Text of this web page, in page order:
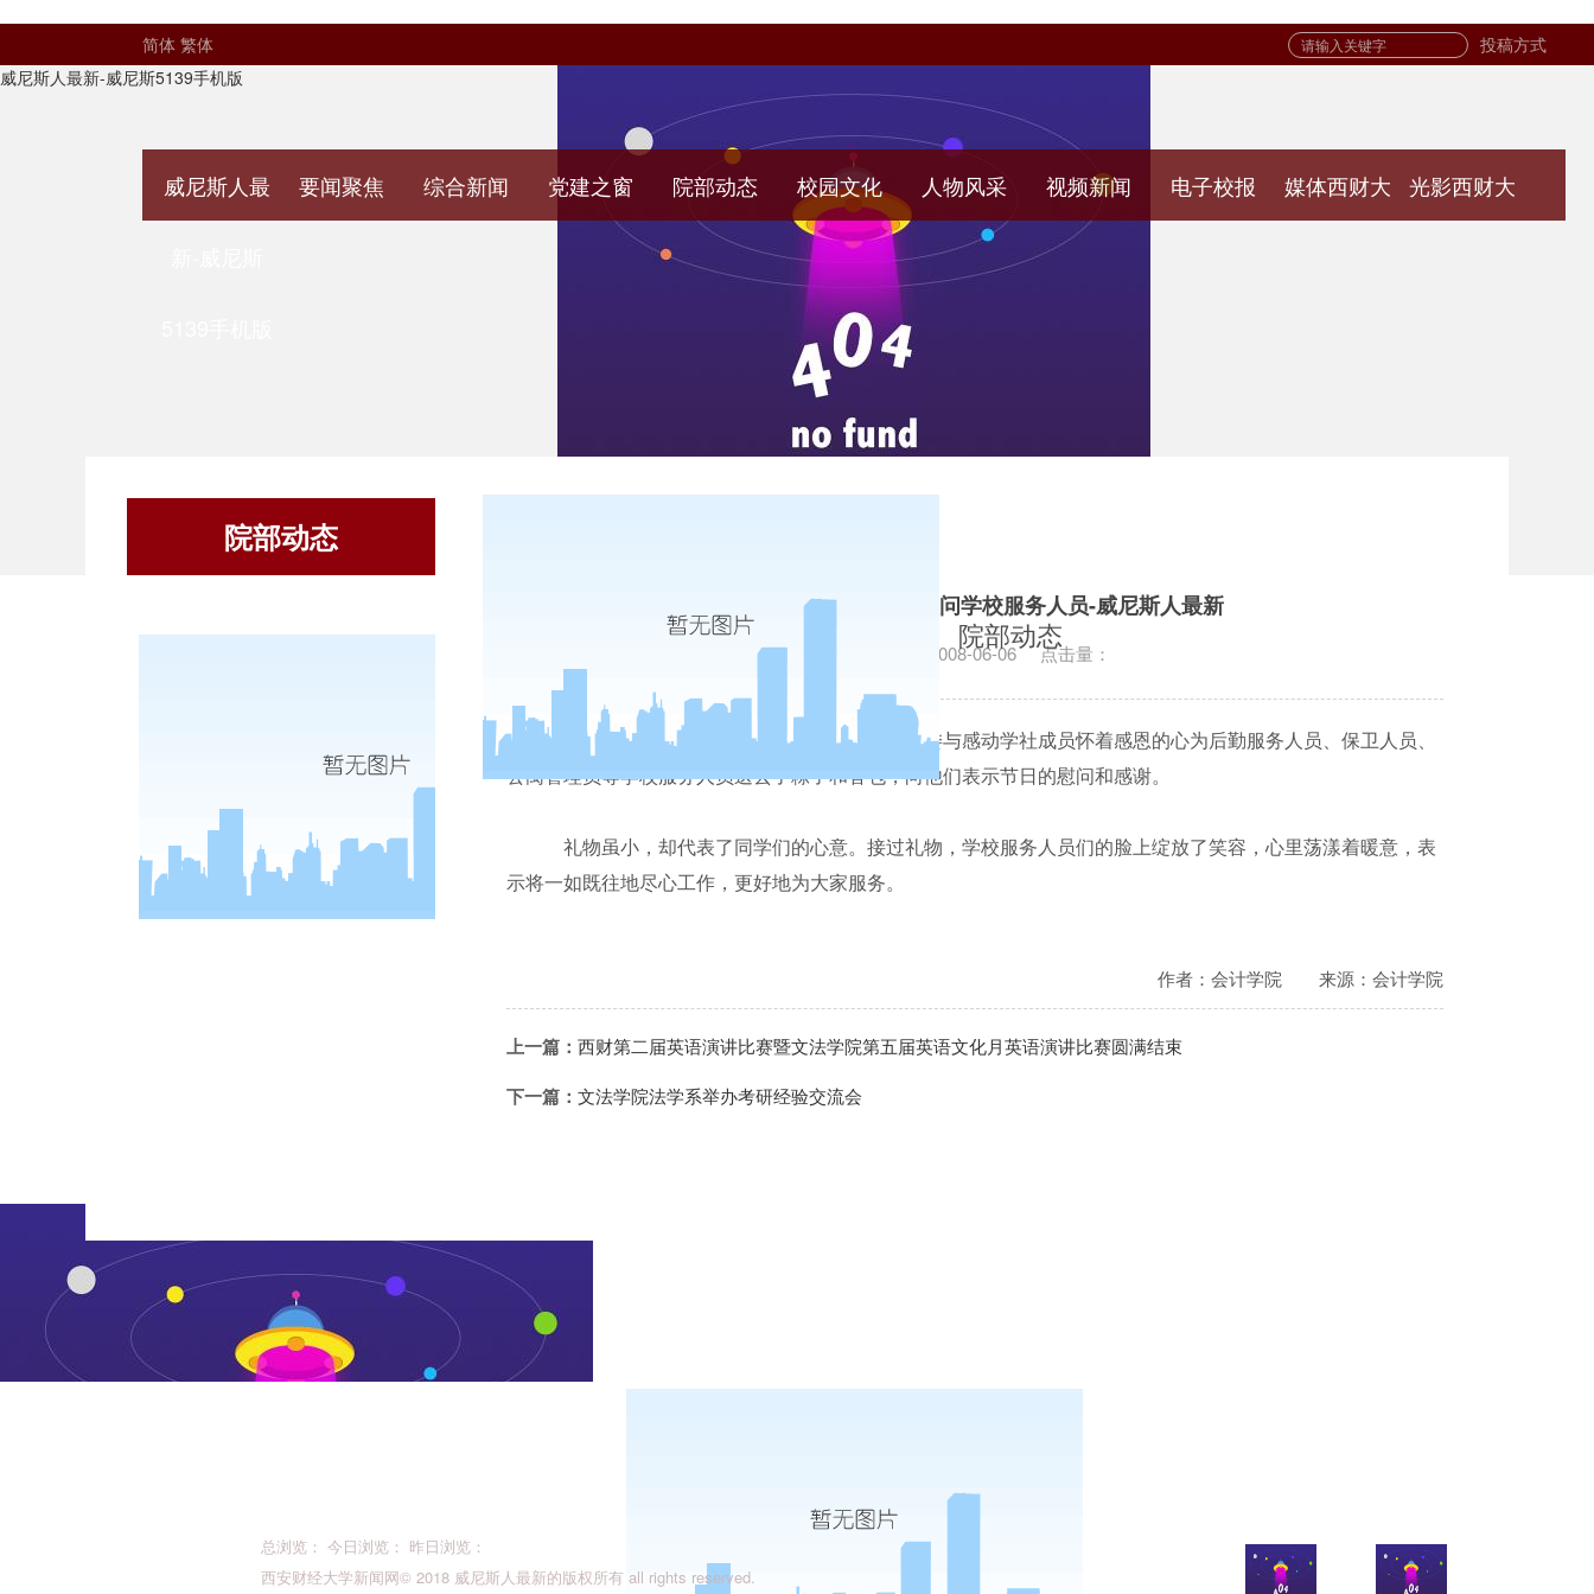
简体 繁体
投稿方式
威尼斯人最新-威尼斯5139手机版
威尼斯人最 要闻聚焦 综合新闻 党建之窗 院部动态 校园文化 人物风采 视频新闻 电子校报 媒体西财大 光影西财大
院部动态
院部动态
会计学院学生端午节慰问学校服务人员-威尼斯人最新
发布日期：2008-06-06 点击量：
6 日
中午，端午节来临之际，会计学院团工委与感动学社成员怀着感恩的心为后勤服务人员、保卫人员、
公寓管理员等学校服务人员送去了粽子和香包，向他们表示节日的慰问和感谢。
礼物虽小，却代表了同学们的心意。接过礼物，学校服务人员们的脸上绽放了笑容，心里荡漾着暖意，表
示将一如既往地尽心工作，更好地为大家服务。
作者：会计学院 来源：会计学院
上一篇： 西财第二届英语演讲比赛暨文法学院第五届英语文化月英语演讲比赛圆满结束
下一篇： 文法学院法学系举办考研经验交流会
总浏览： 今日浏览： 昨日浏览：
西安财经大学新闻网© 2018 威尼斯人最新的版权所有 all rights reserved.